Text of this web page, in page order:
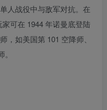
人战役中与敌军对抗。在
家可在 1944 年诺曼底登陆
，如美国第 101 空降师、